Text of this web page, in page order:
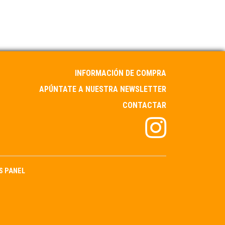
INFORMACIÓN DE COMPRA
APÚNTATE A NUESTRA NEWSLETTER
CONTACTAR
PANEL